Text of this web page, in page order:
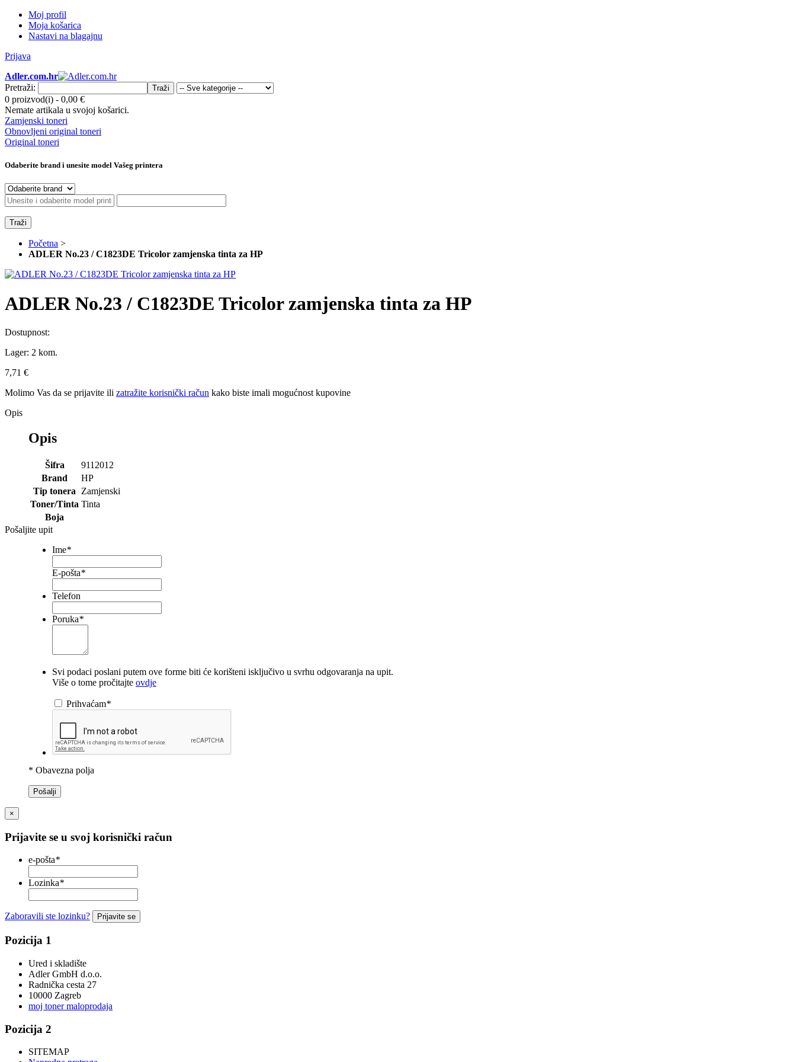
Moj profil
Moja košarica
Nastavi na blagajnu
Prijava
Adler.com.hr
Pretraži:
Traži
0 proizvod(i) - 0,00 €
Nemate artikala u svojoj košarici.
Zamjenski toneri
Obnovljeni original toneri
Original toneri
Odaberite brand i unesite model Vašeg printera
Traži
Početna >
ADLER No.23 / C1823DE Tricolor zamjenska tinta za HP
ADLER No.23 / C1823DE Tricolor zamjenska tinta za HP
Dostupnost:
Lager: 2 kom.
7,71 €
Molimo Vas da se prijavite ili zatražite korisnički račun kako biste imali mogućnost kupovine
Opis
Opis
Šifra
9112012
Brand
HP
Tip tonera
Zamjenski
Toner/Tinta Tinta
Boja
Pošaljite upit
Ime*
E-pošta*
Telefon
Poruka*
Svi podaci poslani putem ove forme biti će korišteni isključivo u svrhu odgovaranja na upit.
Više o tome pročitajte ovdje
Prihvaćam*
* Obavezna polja
Pošalji
×
Prijavite se u svoj korisnički račun
e-pošta*
Lozinka*
Zaboravili ste lozinku? Prijavite se
Pozicija 1
Ured i skladište
Adler GmbH d.o.o.
Radnička cesta 27
10000 Zagreb
moj toner maloprodaja
Pozicija 2
SITEMAP